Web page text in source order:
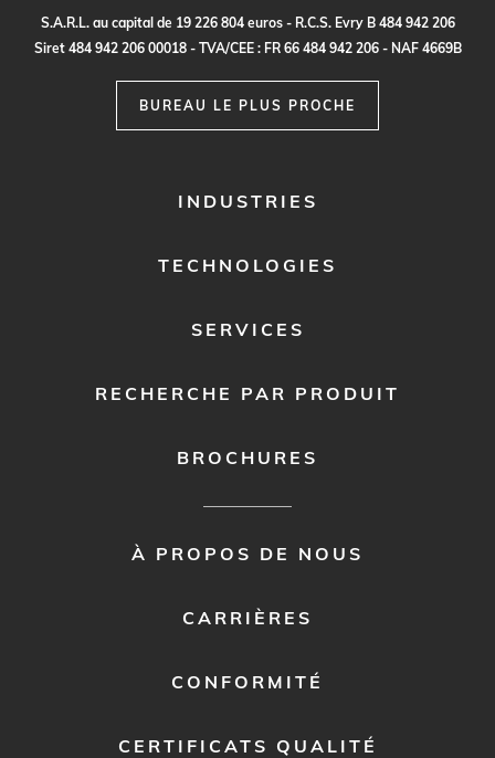
S.A.R.L. au capital de 19 226804 euros - R.C.S. Evry B 484942206
Siret 484 942206 00018 - TVA/CEE : FR 66484 942206 - NAF 4669B
BUREAU LE PLUS PROCHE
INDUSTRIES
TECHNOLOGIES
SERVICES
RECHERCHE PAR PRODUIT
BROCHURES
À PROPOS DE NOUS
CARRIÈRES
CONFORMITÉ
CERTIFICATS QUALITÉ